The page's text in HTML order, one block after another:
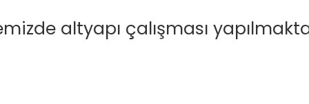
altyapı çalışması